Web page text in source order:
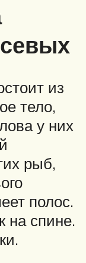
из
тело,
у них
рыб,
полос.
на спине.